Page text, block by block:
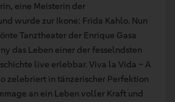
eine Meisterin der
wurde zur Ikone: Frida Kahlo. Nun
Tanztheater der Enrique Gasa
das Leben einer der fesselndsten
live erlebbar. Viva la Vida – A
zelebriert in tänzerischer Perfektion
an ein Leben voller Kraft und